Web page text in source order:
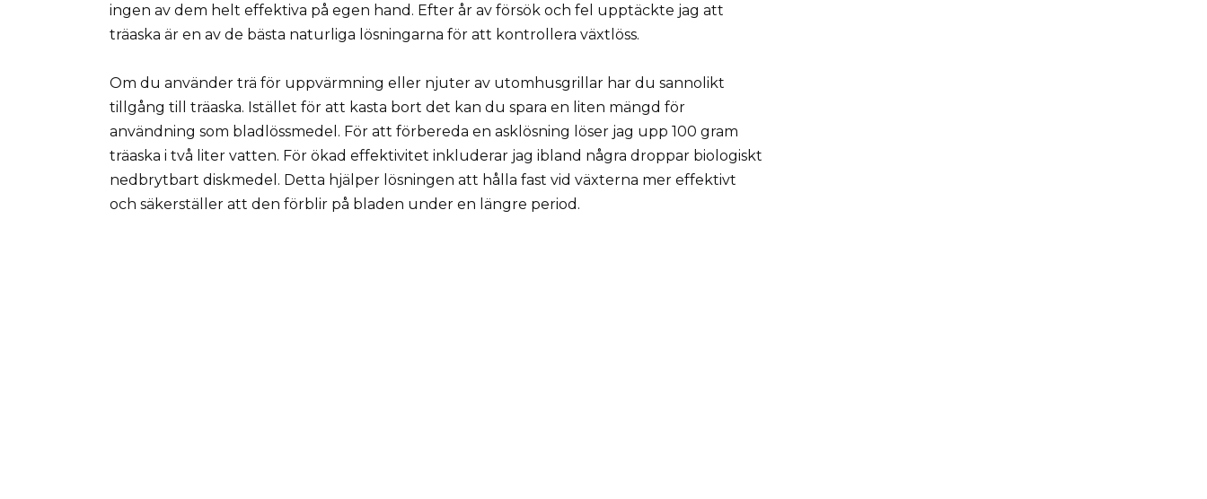
ingen av dem helt effektiva på egen hand. Efter år av försök och fel upptäckte jag att
träaska är en av de bästa naturliga lösningarna för att kontrollera växtlöss.
Om du använder trä för uppvärmning eller njuter av utomhusgrillar har du sannolikt
tillgång till träaska. Istället för att kasta bort det kan du spara en liten mängd för
användning som bladlössmedel. För att förbereda en asklösning löser jag upp 100 gram
träaska i två liter vatten. För ökad effektivitet inkluderar jag ibland några droppar biologiskt
nedbrytbart diskmedel. Detta hjälper lösningen att hålla fast vid växterna mer effektivt
och säkerställer att den förblir på bladen under en längre period.